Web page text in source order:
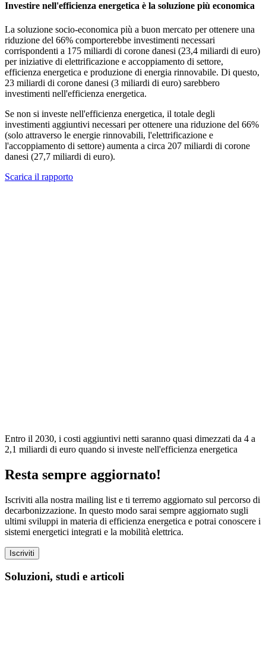
Investire nell'efficienza energetica è la soluzione più economica
La soluzione socio-economica più a buon mercato per ottenere una
riduzione del 66% comporterebbe investimenti necessari
corrispondenti a 175 miliardi di corone danesi (23,4 miliardi di euro)
per iniziative di elettrificazione e accoppiamento di settore,
efficienza energetica e produzione di energia rinnovabile. Di questo,
23 miliardi di corone danesi (3 miliardi di euro) sarebbero
investimenti nell'efficienza energetica.
Se non si investe nell'efficienza energetica, il totale degli
investimenti aggiuntivi necessari per ottenere una riduzione del 66%
(solo attraverso le energie rinnovabili, l'elettrificazione e
l'accoppiamento di settore) aumenta a circa 207 miliardi di corone
danesi (27,7 miliardi di euro).
Scarica il rapporto
Entro il 2030, i costi aggiuntivi netti saranno quasi dimezzati da 4 a
2,1 miliardi di euro quando si investe nell'efficienza energetica
Resta sempre aggiornato!
Iscriviti alla nostra mailing list e ti terremo aggiornato sul percorso di
decarbonizzazione. In questo modo sarai sempre aggiornato sugli
ultimi sviluppi in materia di efficienza energetica e potrai conoscere i
sistemi energetici integrati e la mobilità elettrica.
Iscriviti
Soluzioni, studi e articoli